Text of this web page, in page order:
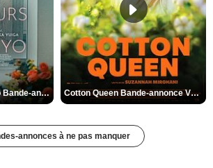
Des Fleurs pour Tokyo Bande-annonce VO STFR Cotton Queen Bande-annonce VO STFR
annonces à ne pas manquer